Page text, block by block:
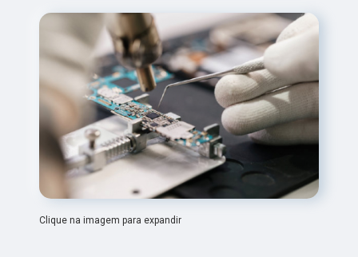
Clique na imagem para expandir